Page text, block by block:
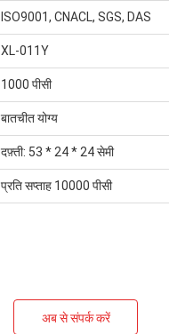
ISO9001, CNACL, SGS, DAS
XL-011Y
1000 पीसी
बातचीत योग्य
दफ़्ती: 53 * 24 * 24 सेमी
प्रति सप्ताह 10000 पीसी
अब से संपर्क करें